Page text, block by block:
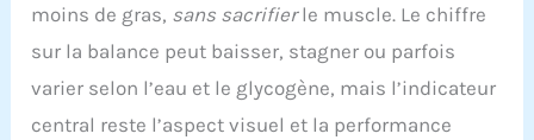
moins de gras, sans sacrifierle muscle. Le chiffre
sur la balance peut baisser, stagner ou parfois
varier selon l’eau et le glycogène, mais l’indicateur
central reste l’aspect visuel et la performance